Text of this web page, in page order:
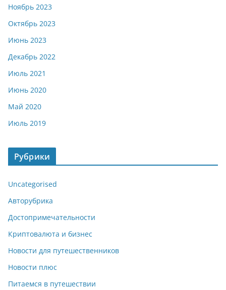
Ноябрь 2023
Октябрь 2023
Июнь 2023
Декабрь 2022
Июль 2021
Июнь 2020
Май 2020
Июль 2019
Рубрики
Uncategorised
Авторубрика
Достопримечательности
Криптовалюта и бизнес
Новости для путешественников
Новости плюс
Питаемся в путешествии